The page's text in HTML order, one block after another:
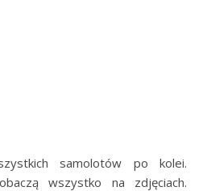
samolotów po kolei.
wszystko na zdjęciach.